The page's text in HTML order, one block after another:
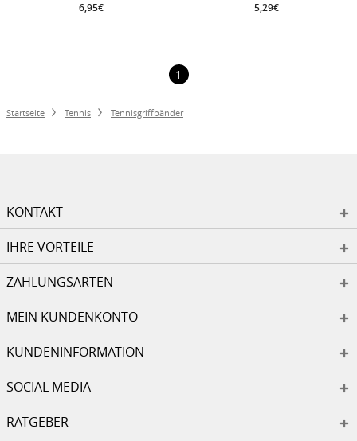
6,95€ 5,29€
1
Startseite Tennis Tennisgriffbänder
KONTAKT
IHRE VORTEILE
ZAHLUNGSARTEN
MEIN KUNDENKONTO
KUNDENINFORMATION
SOCIAL MEDIA
RATGEBER